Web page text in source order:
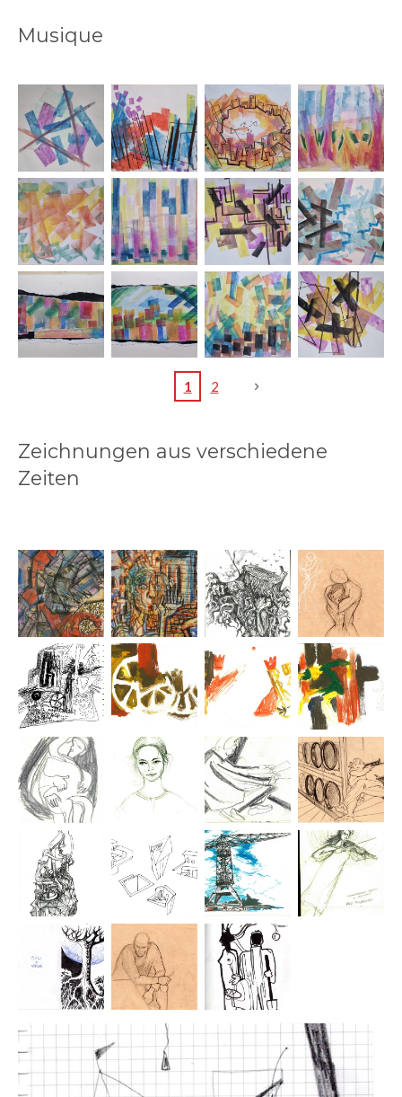
Musique
1 2
Zeichnungen aus verschiedene
Zeiten